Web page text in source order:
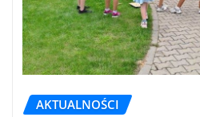
AKTUALNOŚCI